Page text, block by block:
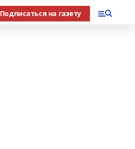
Подписаться на газету